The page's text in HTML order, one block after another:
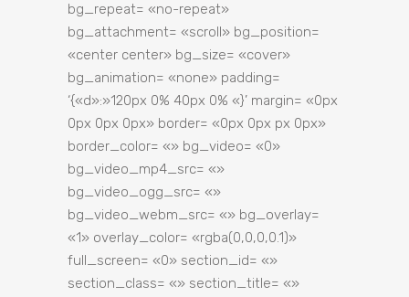
bg_repeat= «no-repeat»
bg_attachment= «scroll» bg_position=
«center center» bg_size= «cover»
bg_animation= «none» padding=
‘{«d»:»120px 0% 40px 0% «}’ margin= «0px
0px 0px 0px» border= «0px 0px px 0px»
border_color= «» bg_video= «0»
bg_video_mp4_src= «»
bg_video_ogg_src= «»
bg_video_webm_src= «» bg_overlay=
«1» overlay_color= «rgba(0,0,0,0.1)»
full_screen= «0» section_id= «»
section_class= «» section_title= «»